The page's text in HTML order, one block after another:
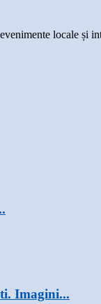
locale și
Imagini...